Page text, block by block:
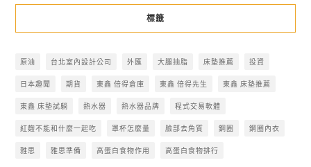
標籤
原油 台北室內設計公司 外匯 大腿抽脂 床墊推薦 投資
日本趣聞 期貨 東鑫 倍得倉庫 東鑫 倍得先生 東鑫 床墊推薦
東鑫 床墊試躺 熱水器 熱水器品牌 程式交易軟體
紅麴不能和什麼一起吃 罩杯怎麼量 臉部去角質 鋼圈 鋼圈內衣
雅思 雅思準備 高蛋白食物作用 高蛋白食物排行